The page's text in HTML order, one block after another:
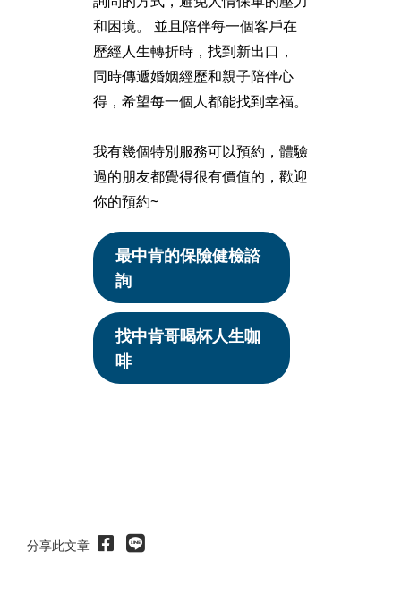
和困境。 並且陪伴每一個客戶在
歷經人生轉折時，找到新出口，
同時傳遞婚姻經歷和親子陪伴心
得，希望每一個人都能找到幸福。
我有幾個特別服務可以預約，體驗
過的朋友都覺得很有價值的，歡迎
你的預約~
最中肯的保險健檢諮
詢
找中肯哥喝杯人生咖
啡
分享此文章